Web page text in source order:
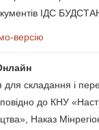
ІДС
версію
складання і
до КНУ
Наказ